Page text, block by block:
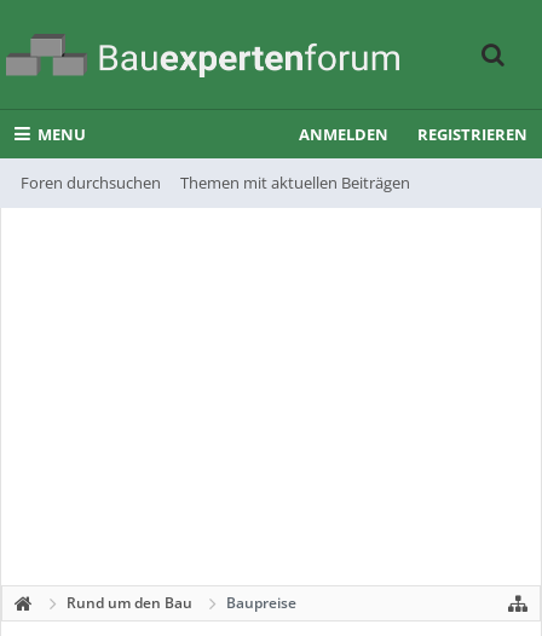
MENU
Foren durchsuchen Themen mit aktuellen Beiträgen
ANMELDEN REGISTRIEREN
Rund um den Bau Baupreise